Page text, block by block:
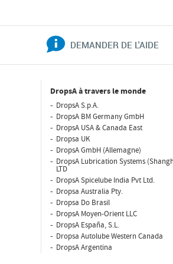
DEMANDER DE L'AIDE
DropsA à travers le monde
DropsA S.p.A.
DropsA BM Germany GmbH
DropsA USA & Canada East
Dropsa UK
DropsA GmbH (Allemagne)
DropsA Lubrication Systems
LTD
DropsA Spicelube India Pvt Ltd.
Dropsa Australia Pty.
Dropsa Do Brasil
DropsA Moyen-Orient LLC
DropsA España, S.L.
Dropsa Autolube Western Canada
DropsA Argentina